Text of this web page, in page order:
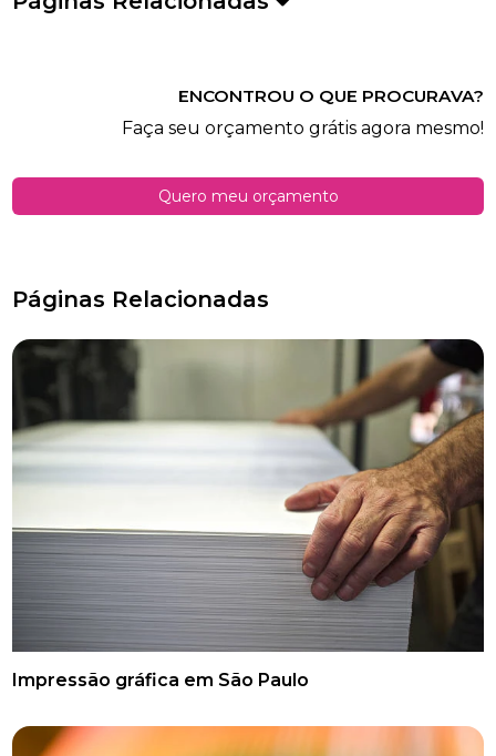
ENCONTROU O QUE PROCURAVA?
Faça seu orçamento grátis agora mesmo!
Quero meu orçamento
Páginas Relacionadas
Impressão gráfica em São Paulo